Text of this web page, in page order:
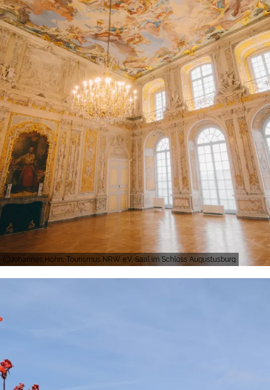
Johannes Höhn, Tourismus NRW e.V, Saal im Schloss Augustusburg